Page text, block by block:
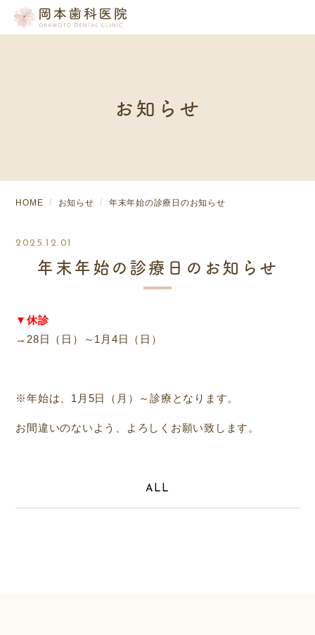
お知らせ
HOME お知らせ 年末年始の診療日のお知らせ
2025.12.01
年末年始の診療日のお知らせ
▼休診
→28日（日）～1月4日（日）
※年始は、1月5日（月）～診療となります。
お間違いのないよう、よろしくお願い致します。
ALL